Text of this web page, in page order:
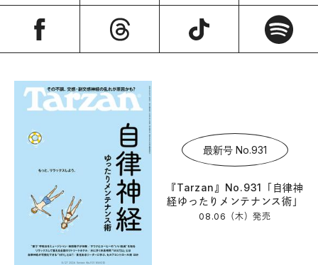
最新号 No.931
『Tarzan』No.931「自律神
経ゆったりメンテナンス術」
08.06（木）発売